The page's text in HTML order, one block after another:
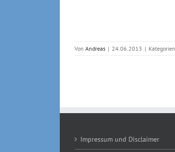
Von Andreas | 24.06.2013 |
Impressum und Disclaimer